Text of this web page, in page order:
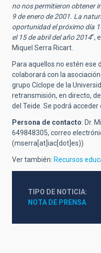
no nos permitieron obtener
9 de enero de 2001. La
oportunidad el próximo día
el 15 de abril del año 2014”,
Miquel Serra Ricart.
Para aquellos no estén ese
colaborará con la
grupo Cíclope de la
retransmisión, en directo,
del Teide. Se podrá acceder
Persona de contacto: Dr.
649848305, correo
(mserra[at]iac[dot]es))
Ver también: Recursos
TIPO DE NOTICIA
NOTA DE PRENSA